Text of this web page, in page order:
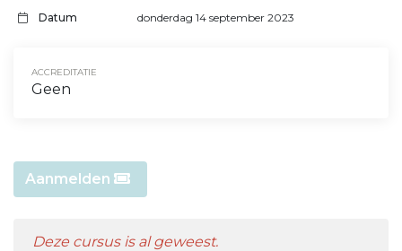
Datum
donderdag 14 september 2023
ACCREDITATIE
Geen
Aanmelden
Deze cursus is al geweest.